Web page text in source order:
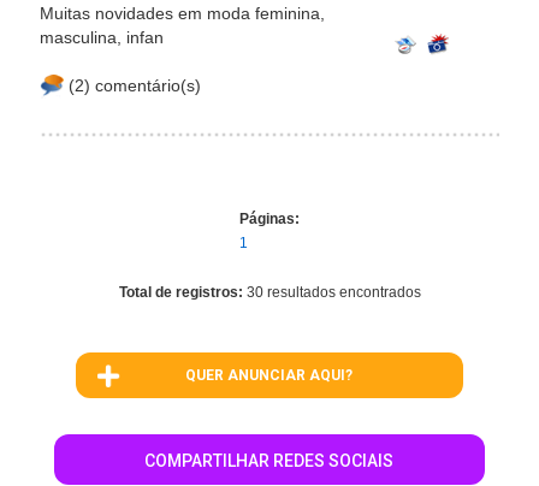
Muitas novidades em moda feminina,
masculina, infan
(2) comentário(s)
Páginas:
1
Total de registros: 30 resultados encontrados
QUER ANUNCIAR AQUI?
COMPARTILHAR REDES SOCIAIS